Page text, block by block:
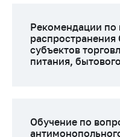
Решение
по
факта
(отсутствия)
Рекомендации
распространения
субъектов
питания,
Обучение по